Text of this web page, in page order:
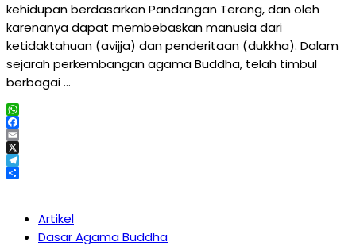
kehidupan berdasarkan Pandangan Terang, dan oleh
karenanya dapat membebaskan manusia dari
ketidaktahuan (avijja) dan penderitaan (dukkha). Dalam
sejarah perkembangan agama Buddha, telah timbul
berbagai …
WhatsApp
Facebook
Email
X
Telegram
Artikel
Dasar Agama Buddha